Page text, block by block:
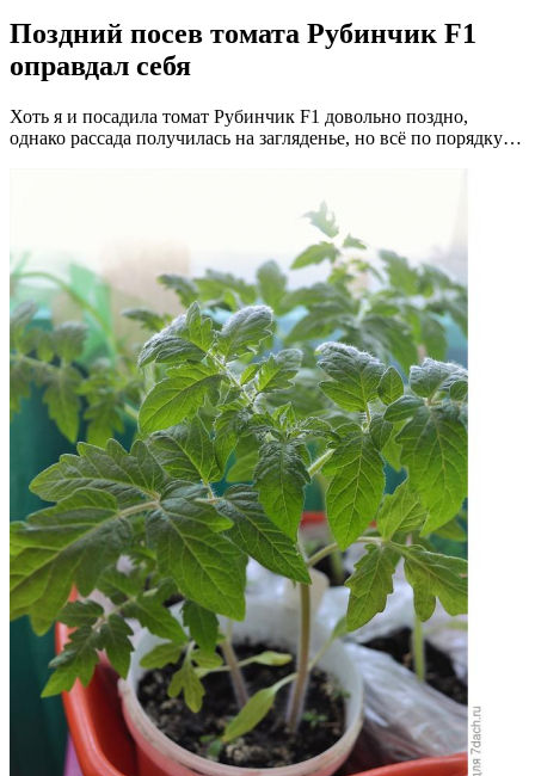
Поздний посев томата Рубинчик F1
оправдал себя
Хоть я и посадила томат Рубинчик F1 довольно поздно,
однако рассада получилась на загляденье, но всё по порядку…